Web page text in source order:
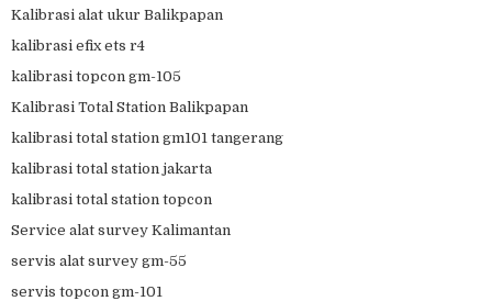
Kalibrasi alat ukur Balikpapan
kalibrasi efix ets r4
kalibrasi topcon gm-105
Kalibrasi Total Station Balikpapan
kalibrasi total station gm101 tangerang
kalibrasi total station jakarta
kalibrasi total station topcon
Service alat survey Kalimantan
servis alat survey gm-55
servis topcon gm-101